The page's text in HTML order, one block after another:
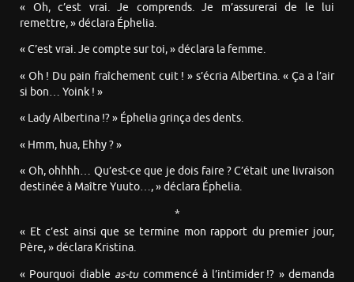
« Oh, c’est vrai. Je comprends. Je m’assurerai de le lui
remettre, » déclara Éphelia.
« C’est vrai. Je compte sur toi, » déclara la femme.
« Oh ! Du pain fraîchement cuit ! » s’écria Albertina. « Ça a l’air
si bon… Yoink ! »
« Lady Albertina !? » Éphelia grinça des dents.
« Hmm, hua, Ehhy ? »
« Oh, ohhhh… Qu’est-ce que je dois faire ? C’était une livraison
destinée à Maître Yuuto…, » déclara Éphelia.
*
« Et c’est ainsi que se termine mon rapport du premier jour,
Père, » déclara Kristina.
« Pourquoi diable as-tucommencé à l’intimider !? » demanda